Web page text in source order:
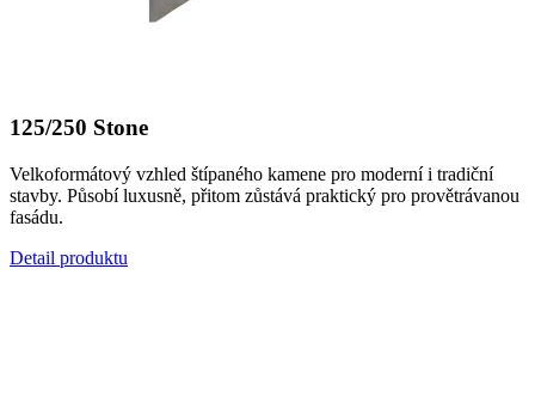
125/250 Stone
Velkoformátový vzhled štípaného kamene pro moderní i tradiční
stavby. Působí luxusně, přitom zůstává praktický pro provětrávanou
fasádu.
Detail produktu